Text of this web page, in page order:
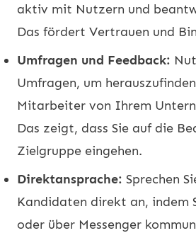
aktiv mit Nutzern und
Das fördert Vertrauen und
Umfragen und Feedback:
Umfragen, um
Mitarbeiter von Ihrem
Das zeigt, dass Sie auf die
Zielgruppe eingehen.
Direktansprache: Sprechen
Kandidaten direkt an, indem
oder über Messenger